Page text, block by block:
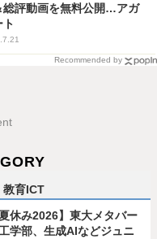
総評動画を無料公開…アガ
ト
Recommended by
教育ICT
夏休み2026】東大メタバー
学部、生成AIなどジュニ